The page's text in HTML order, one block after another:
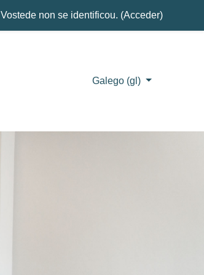
Vostede non se identificou. (Acceder)
Galego ‎(gl)‎